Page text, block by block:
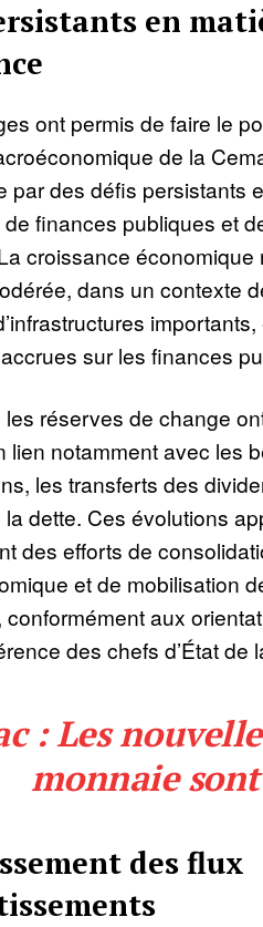
en
ont permis de faire le
de la
par des défis persistants
finances publiques et
croissance économique
dans un contexte
importants,
sur les finances
les réserves de change
lien notamment avec les
les transferts des
dette. Ces évolutions
des efforts de
et de mobilisation
conformément aux
des chefs d’État de
: Les
monnaie
des flux